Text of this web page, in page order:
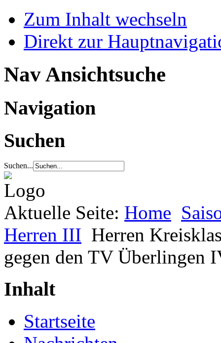
Zum Inhalt wechseln
Direkt zur
Nav Ansichtsuche
Navigation
Suchen
Suchen...
Aktuelle Seite: Home
Herren III Herren
gegen den TV Überlingen
Inhalt
Startseite